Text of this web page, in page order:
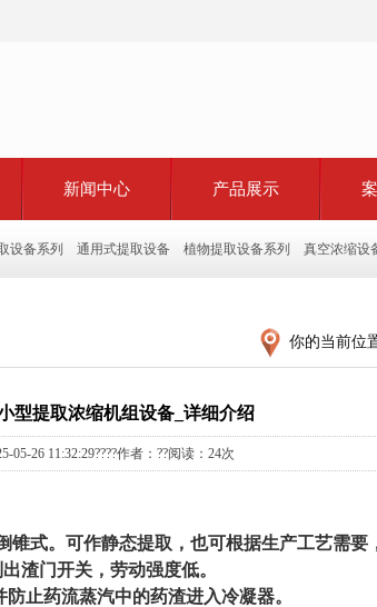
新闻中心 产品展示
设备系列 通用式提取设备 植物提取设备系列 真空浓缩设
你的当前位
型提取浓缩机组设备_详细介绍
05-26 11:32:29????作者：??阅读： 24次
式。可作静态提取，也可根据生产工艺需要
渣门开关，劳动强度低。
止药流蒸汽中的药渣进入冷凝器。